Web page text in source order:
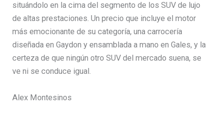
situándolo en la cima del segmento de los SUV de lujo
de altas prestaciones. Un precio que incluye el motor
más emocionante de su categoría, una carrocería
diseñada en Gaydon y ensamblada a mano en Gales, y la
certeza de que ningún otro SUV del mercado suena, se
ve ni se conduce igual.
Alex Montesinos